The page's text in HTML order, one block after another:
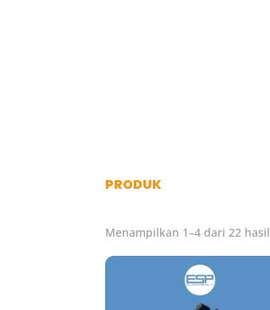
PRODUK
Menampilkan 1–4 dari 22 hasil